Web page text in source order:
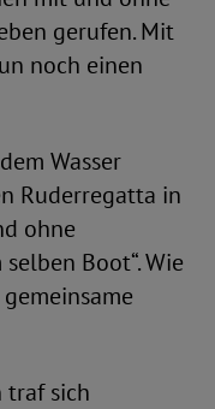
gerufen. Mit
noch einen
Wasser
Ruderregatta in
ohne
Boot“. Wie
traf sich